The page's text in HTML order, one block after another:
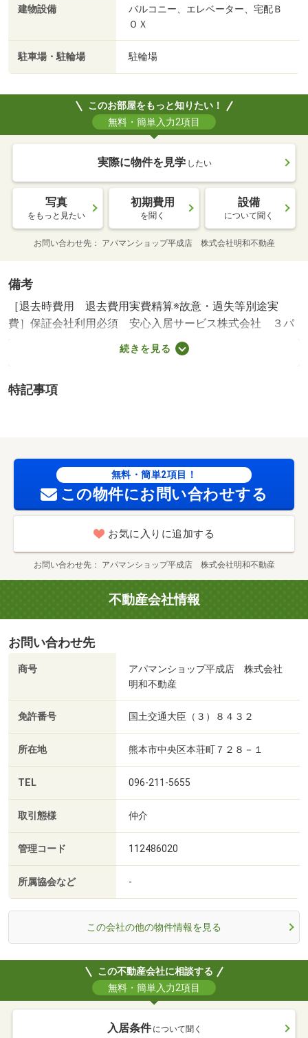
建物設備
バルコニー、エレベーター、宅配Ｂ
ＯＸ
駐車場・駐輪場 駐輪場
このお部屋をもっと知りたい！
無料・簡単入力2項目
実際に物件を見学 したい
写真
をもっと見たい
初期費用
を聞く
設備
について聞く
お問い合わせ先 アパマンショップ平成店 株式会社明和不動産
備考
［退去時費用 退去費用実費精算※故意・過失等別途実
費］保証会社利用必須 安心入居サービス株式会社 ３パ
ターン（Ａ：初回８０％、Ｂ：月々３％、Ｃ：初回１０
０％＋月々１．５％） 菊陽中部小学校・２２４７ｍ 菊
８５２ｍ 病院・２２０３ｍ ☆お問い合わせはアパマン
代 22000円
続きを見る
特記事項
無料・簡単2項目！
この物件にお問い合わせする
お気に入りに追加する
お問い合わせ先 アパマンショップ平成店 株式会社明和不動産
不動産会社情報
お問い合わせ先
商号
アパマンショップ平成店 株式会社
明和不動産
免許番号 国土交通大臣（３）８４３２
所在地 熊本市中央区本荘町７２８－１
TEL 096-211-5655
取引態様 仲介
管理コード 112486020
所属協会など -
この会社の他の物件情報を見る
この不動産会社に相談する
無料・簡単入力2項目
入居条件 について聞く